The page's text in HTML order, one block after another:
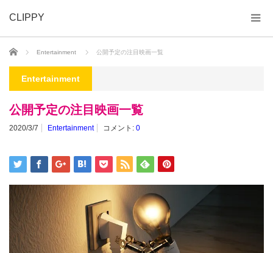
CLIPPY
ホーム Entertainment 公開予定の注目映画一覧
Entertainment
公開予定の注目映画一覧
2020/3/7 Entertainment コメント: 0